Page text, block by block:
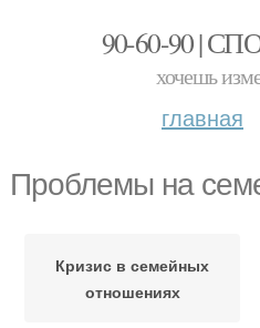
90-60-90 |
хочешь
главная
Проблемы на
Кризис в семейных
отношениях